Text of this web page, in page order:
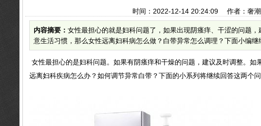
时间：2022-12-14 20:24:09 作者：奢
内容摘要： 女性最担心的就是妇科问题了，如果出现阴瘙痒、干涩的问题
意生活习惯，那么女性远离妇科病怎么做？白带异常怎么调理？下面小编
女性最担心的是妇科问题。如果有阴瘙痒和干燥的问题，建议及时调整。
远离妇科疾病怎么办？如何调节异常白带？下面的小系列将继续回答这两个